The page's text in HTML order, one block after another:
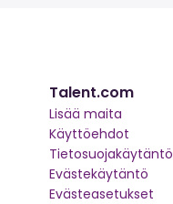
Talent.com
Lisää maita
Käyttöehdot
Tietosuojakäytäntö
Evästekäytäntö
Evästeasetukset